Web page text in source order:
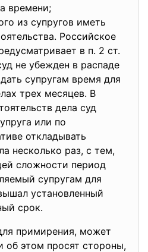
времени;
из супругов иметь
Российское
в п. 2 ст.
не убежден в распаде
супругам время для
трех месяцев. В
дела суд
или по
откладывать
несколько раз, с тем,
сложности период
супругам для
установленный
срок.
примирения, может
об этом просят стороны,